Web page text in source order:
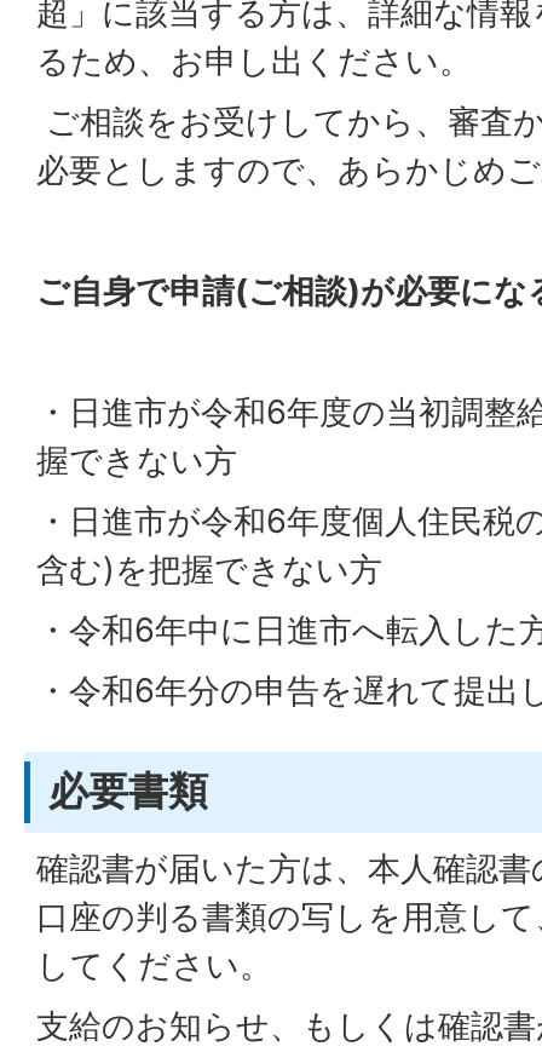
超」に該当する方は、詳細な情
るため、お申し出ください。
ご相談をお受けしてから、審査
必要としますので、あらかじめ
ご自身で申請(ご相談)が必要に
・日進市が令和6年度の当初調整
握できない方
・日進市が令和6年度個人住民税
含む)を把握できない方
・令和6年中に日進市へ転入した
・令和6年分の申告を遅れて提出
必要書類
確認書が届いた方は、本人確認
口座の判る書類の写しを用意し
してください。
支給のお知らせ、もしくは確認